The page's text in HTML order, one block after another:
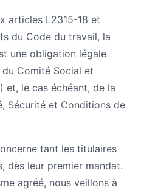
articles L2315-18 et
du Code du travail, la
une obligation légale
Comité Social et
et, le cas échéant, de la
Sécurité et Conditions de
tant les titulaires
dès leur premier mandat.
agréé, nous veillons à